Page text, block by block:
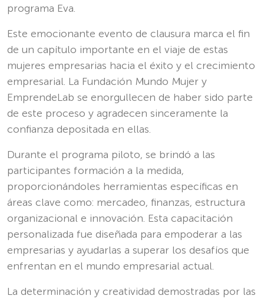
programa Eva.
Este emocionante evento de clausura marca el fin
de un capítulo importante en el viaje de estas
mujeres empresarias hacia el éxito y el crecimiento
empresarial. La Fundación Mundo Mujer y
EmprendeLab se enorgullecen de haber sido parte
de este proceso y agradecen sinceramente la
confianza depositada en ellas.
Durante el programa piloto, se brindó a las
participantes formación a la medida,
proporcionándoles herramientas específicas en
áreas clave como: mercadeo, finanzas, estructura
organizacional e innovación. Esta capacitación
personalizada fue diseñada para empoderar a las
empresarias y ayudarlas a superar los desafíos que
enfrentan en el mundo empresarial actual.
La determinación y creatividad demostradas por las